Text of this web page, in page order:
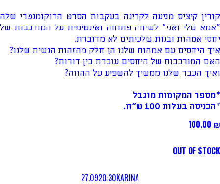
קורין קיציס מגיעה לקרינה בעקבות הסרט הדוקומנטרי שלה
"אמא שלי ואני" לשיחה פתוחה ואינטימית על המורכבות של
יחסי אמהות ובנות שלעיתים לא מדוברת.
איך היחסים עם אמהות שלנו הן חלק מהזהות הנשית שלנו?
האם המורכבות של היחסים עוברת בין דורות?
ואיך העבר שלנו ממשיך להשפיע על ההווה?
*מספר המקומות מוגבל
*הכניסה בעלות 100 ש"ח.
100.00 ₪
OUT OF STOCK
27.0920:30KARINA